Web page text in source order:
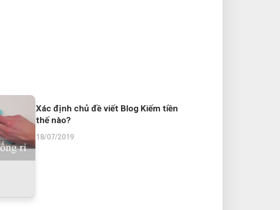
Xác định chủ đề viết Blog Kiếm tiền
thế nào?
18/07/2019